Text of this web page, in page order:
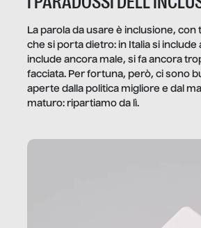
La parola da usare è inclusione, con
che si porta dietro: in Italia si include
include ancora male, si fa ancora
facciata. Per fortuna, però, ci sono
aperte dalla politica migliore e dal
maturo: ripartiamo da lì.